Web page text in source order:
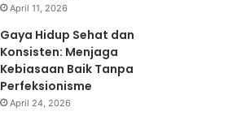
April 11, 2026
Gaya Hidup Sehat dan
Konsisten: Menjaga
Kebiasaan Baik Tanpa
Perfeksionisme
April 24, 2026